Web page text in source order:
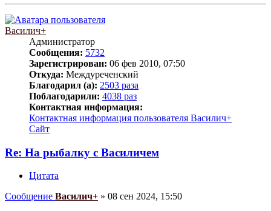
Василич+
Администратор
Сообщения: 5732
Зарегистрирован: 06 фев 2010, 07:50
Откуда: Междуреченский
Благодарил (а): 2503 раза
Поблагодарили: 4038 раз
Контактная информация:
Контактная информация пользователя Василич+
Сайт
Re: На рыбалку с Василичем
Цитата
Сообщение Василич+ » 08 сен 2024, 15:50